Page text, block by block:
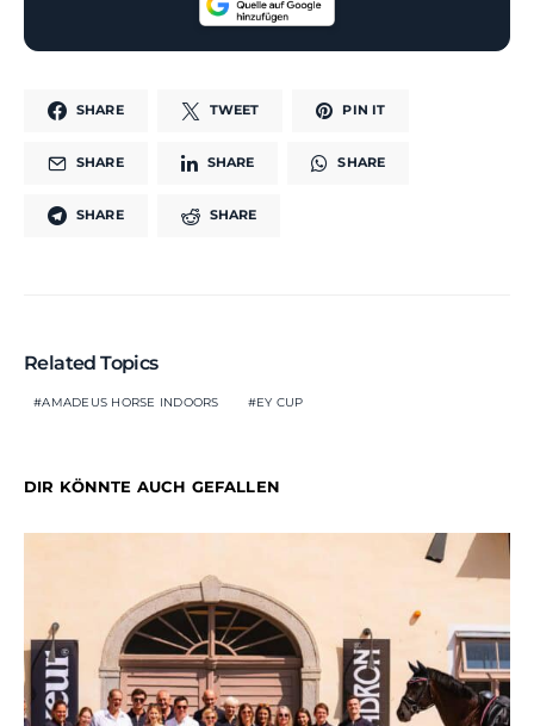
SHARE TWEET PIN IT
SHARE SHARE SHARE
SHARE SHARE
Related Topics
AMADEUS HORSE INDOORS EY CUP
DIR KÖNNTE AUCH GEFALLEN